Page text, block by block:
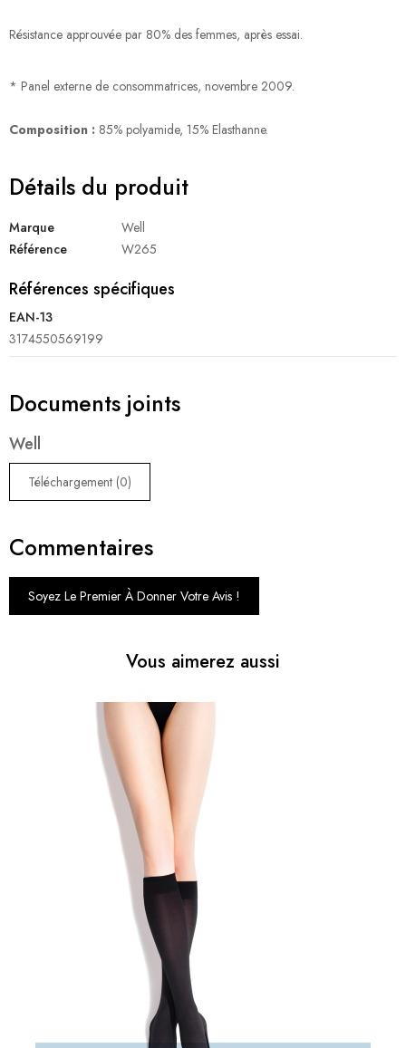
Résistance approuvée par 80% des femmes, après essai.
* Panel externe de consommatrices, novembre 2009.
Composition : 85% polyamide, 15% Elasthanne.
Détails du produit
Marque
Well
Référence
W265
Références spécifiques
EAN-13
3174550569199
Documents joints
Well
Téléchargement (0)
Commentaires
Soyez Le Premier À Donner Votre Avis !
Vous aimerez aussi